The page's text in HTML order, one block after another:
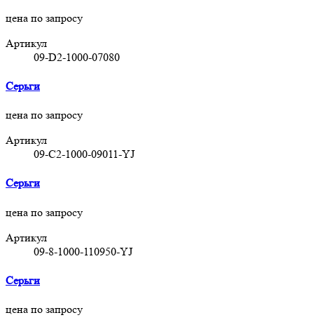
цена по запросу
Артикул
09-D2-1000-07080
Серьги
цена по запросу
Артикул
09-C2-1000-09011-YJ
Серьги
цена по запросу
Артикул
09-8-1000-110950-YJ
Серьги
цена по запросу